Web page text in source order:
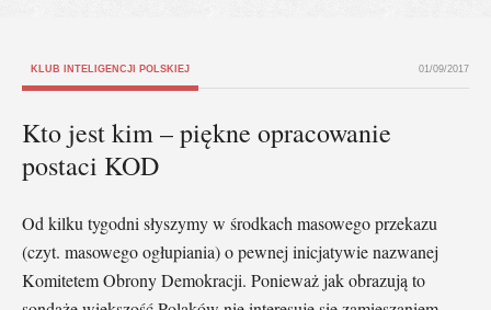
KLUB INTELIGENCJI POLSKIEJ 01/09/2017
Kto jest kim – piękne opracowanie
postaci KOD
Od kilku tygodni słyszymy w środkach masowego przekazu
(czyt. masowego ogłupiania) o pewnej inicjatywie nazwanej
Komitetem Obrony Demokracji. Ponieważ jak obrazują to